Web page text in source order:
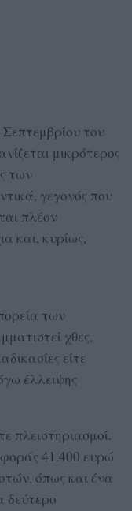
του
μικρότερος
των
γεγονός που
πλέον
και, κυρίως,
των
χθες,
είτε
έλλειψης
πλειστηριασμοί.
41.400 ευρώ
όπως και ένα
δεύτερο